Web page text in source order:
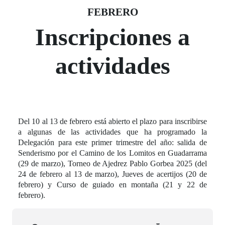
Fecha del evento
FEBRERO
10 febrero
Inscripciones a
actividades
Del 10 al 13 de febrero está abierto el plazo para inscribirse
a algunas de las actividades que ha programado la
Delegación para este primer trimestre del año: salida de
Senderismo por el Camino de los Lomitos en Guadarrama
(29 de marzo), Torneo de Ajedrez Pablo Gorbea 2025 (del
24 de febrero al 13 de marzo), Jueves de acertijos (20 de
febrero) y Curso de guiado en montaña (21 y 22 de
febrero).